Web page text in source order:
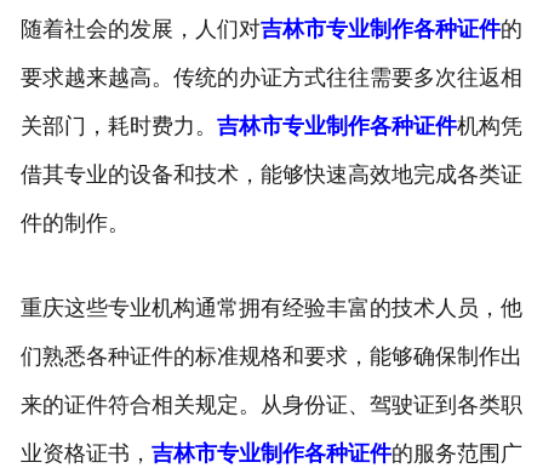
随着社会的发展，人们对吉林市专业制作各种证件的
要求越来越高。传统的办证方式往往需要多次往返相
关部门，耗时费力。 吉林市专业制作各种证件机构凭
借其专业的设备和技术，能够快速高效地完成各类证
件的制作。
重庆这些专业机构通常拥有经验丰富的技术人员，他
们熟悉各种证件的标准规格和要求，能够确保制作出
来的证件符合相关规定。从身份证、驾驶证到各类职
业资格证书， 吉林市专业制作各种证件的服务范围广